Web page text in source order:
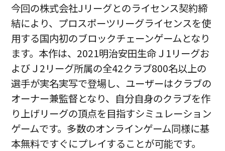
今回の株式会社Jリーグとのライセンス契約締
結により、プロスポーツリーグライセンスを使
用する国内初のブロックチェーンゲームとなり
ます。本作は、2021明治安田生命Ｊ1リーグお
よびＪ2リーグ所属の全42クラブ800名以上の
選手が実名実写で登場し、ユーザーはクラブの
オーナー兼監督となり、自分自身のクラブを作
り上げリーグの頂点を目指すシミュレーション
ゲームです。多数のオンラインゲーム同様に基
本無料ですぐにプレイすることが可能です。